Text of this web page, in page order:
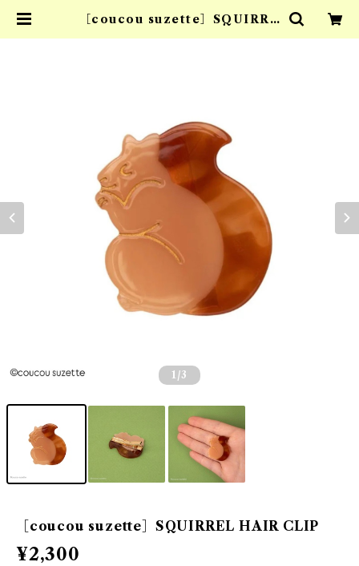
［coucou suzette］SQUIRRE
1 /3
［coucou suzette］SQUIRREL HAIR CLIP
¥2,300